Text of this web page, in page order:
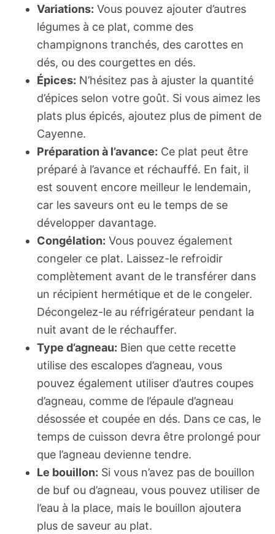
Variations: Vous pouvez ajouter d’autres
légumes à ce plat, comme des
champignons tranchés, des carottes en
dés, ou des courgettes en dés.
Épices: N’hésitez pas à ajuster la quantité
d’épices selon votre goût. Si vous aimez les
plats plus épicés, ajoutez plus de piment de
Cayenne.
Préparation à l’avance: Ce plat peut être
préparé à l’avance et réchauffé. En fait, il
est souvent encore meilleur le lendemain,
car les saveurs ont eu le temps de se
développer davantage.
Congélation: Vous pouvez également
congeler ce plat. Laissez-le refroidir
complètement avant de le transférer dans
un récipient hermétique et de le congeler.
Décongelez-le au réfrigérateur pendant la
nuit avant de le réchauffer.
Type d’agneau: Bien que cette recette
utilise des escalopes d’agneau, vous
pouvez également utiliser d’autres coupes
d’agneau, comme de l’épaule d’agneau
désossée et coupée en dés. Dans ce cas, le
temps de cuisson devra être prolongé pour
que l’agneau devienne tendre.
Le bouillon: Si vous n’avez pas de bouillon
de buf ou d’agneau, vous pouvez utiliser de
l’eau à la place, mais le bouillon ajoutera
plus de saveur au plat.